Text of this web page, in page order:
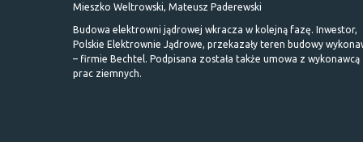
Mieszko Weltrowski, Mateusz Paderewski
Budowa elektrowni jądrowej wkracza w kolejną fazę. Inwestor,
Polskie Elektrownie Jądrowe, przekazały teren budowy
– firmie Bechtel. Podpisana została także umowa z wykonawcą
prac ziemnych.